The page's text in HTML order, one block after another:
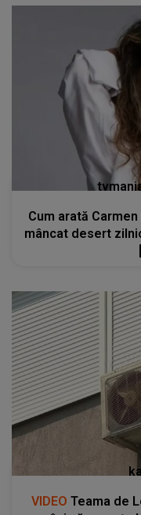
Cum arată
mâncat desert
VIDEO Teama de